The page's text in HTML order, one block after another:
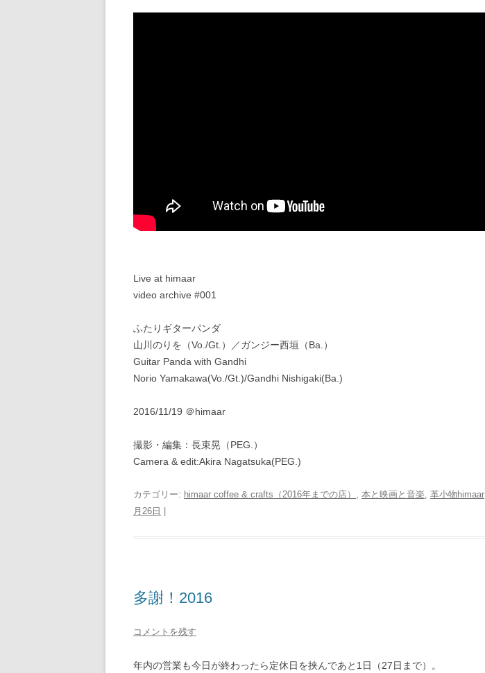
Live at himaar
video archive #001
ふたりギターパンダ
山川のりを（Vo./Gt.）／ガンジー西垣（Ba.）
Guitar Panda with Gandhi
Norio Yamakawa(Vo./Gt.)/Gandhi Nishigaki(Ba.)
2016/11/19 ＠himaar
撮影・編集：長束晃（PEG.）
Camera & edit:Akira Nagatsuka(PEG.)
カテゴリー: himaar coffee & crafts（2016年までの店） , 本と映画と音楽, 革小物himaar
月26日
多謝！2016
コメントを残す
年内の営業も今日が終わったら定休日を挟んであと1日（27日まで）。